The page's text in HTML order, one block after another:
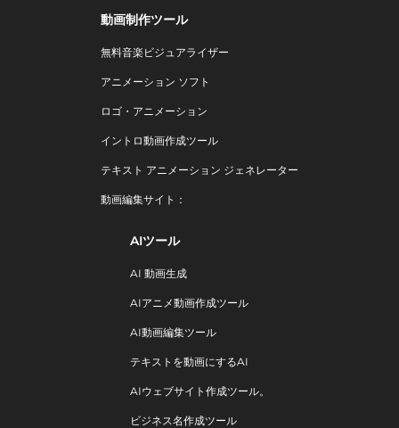
動画制作ツール
無料音楽ビジュアライザー
アニメーション ソフト
ロゴ・アニメーション
イントロ動画作成ツール
テキスト アニメーション ジェネレーター
動画編集サイト：
AIツール
AI 動画生成
AIアニメ動画作成ツール
AI動画編集ツール
テキストを動画にするAI
AIウェブサイト作成ツール。
ビジネス名作成ツール